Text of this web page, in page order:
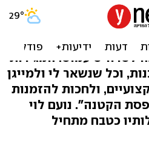
שהשקענו בהכנות,
לסרוויס עמוס. המגירות
וכל שנשאר לי ולמייגן
ולחכות להזמנות
הקטנה". נועם לוי
כטבח מתחיל